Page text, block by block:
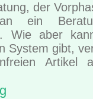
der
Wie aber
System gibt,
Artikel